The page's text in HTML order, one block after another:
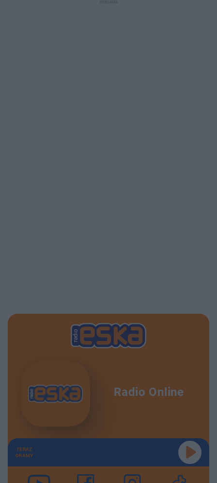
Radio Online
TERAZ
GRAMY